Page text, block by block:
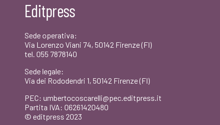
€15,00.
Editpress
Sede operativa:
Via Lorenzo Viani 74, 50142 Firenze (FI)
tel. 055 7878140
Sede legale:
Via dei Rododendri 1, 50142 Firenze (FI)
PEC: umbertocoscarelli@pec.editpress.it
Partita IVA: 06261420480
© editpress 2023